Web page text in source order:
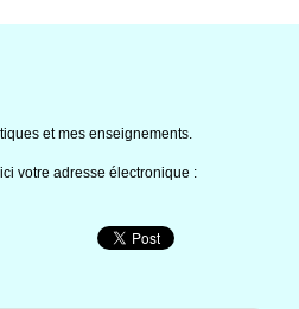
et mes enseignements.
votre adresse électronique :